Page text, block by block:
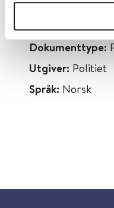
Emner:Barn og
Traumer, stress
Dokumenttype:
Utgiver: Politiet
Språk: Norsk